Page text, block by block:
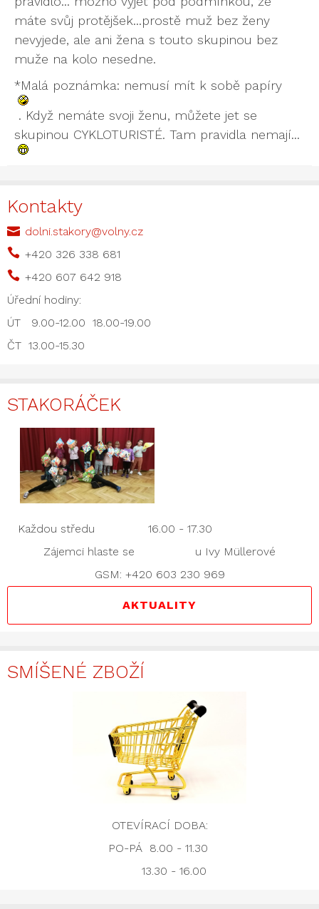
máte svůj protějšek...prostě muž bez ženy
nevyjede, ale ani žena s touto skupinou bez
muže na kolo nesedne.
*Malá poznámka: nemusí mít k sobě papíry
. Když nemáte svoji ženu, můžete jet se
skupinou CYKLOTURISTÉ. Tam pravidla nemají...
Kontakty
 dolni.stakory@volny.cz
 +420 326 338 681
 +420 607 642 918
Úřední hodiny:
ÚT 9.00-12.00 18.00-19.00
ČT 13.00-15.30
STAKORÁČEK
Každou středu 16.00 - 17.30
Zájemci hlaste se u Ivy Müllerové
GSM: +420 603 230 969
AKTUALITY
SMÍŠENÉ ZBOŽÍ
OTEVÍRACÍ DOBA:
PO-PÁ 8.00 - 11.30
13.30 - 16.00